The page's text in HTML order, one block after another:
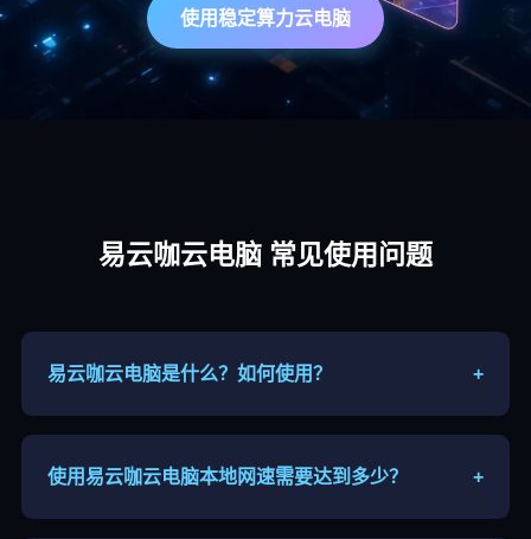
使用稳定算力云电脑
易云咖云电脑 常见使用问题
易云咖云电脑是什么？如何使用？
+
连接高性能远程主机，手机、平板、电脑都能接入使
用。
使用易云咖云电脑本地网速需要达到多少？
+